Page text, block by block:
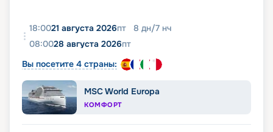
18:0021 августа 2026пт 8 дн/7 нч
08:0028 августа 2026пт
Вы посетите 4 страны:
MSC World Europa
КОМФОРТ